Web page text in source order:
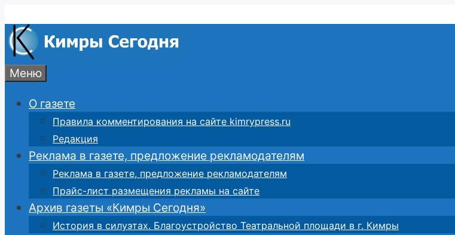
к
содержимому
Меню
О газете
Правила комментирования на сайте kimrypress.ru
Редакция
Реклама в газете, предложение рекламодателям
Реклама в газете, предложение рекламодателям
Прайс-лист размещения рекламы на сайте
Архив газеты «Кимры Сегодня»
История в силуэтах. Благоустройство Театральной площади в г. Кимры